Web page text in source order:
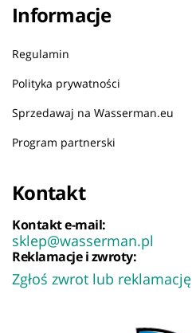
Informacje
Regulamin
Polityka prywatności
Sprzedawaj na Wasserman.eu
Program partnerski
Kontakt
Kontakt e-mail:
sklep@wasserman.pl
Reklamacje i zwroty:
Zgłoś zwrot lub reklamację